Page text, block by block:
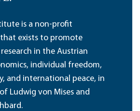
is a non-profit
exists to promote
in the Austrian
individual freedom,
and international peace, in
Ludwig von Mises and